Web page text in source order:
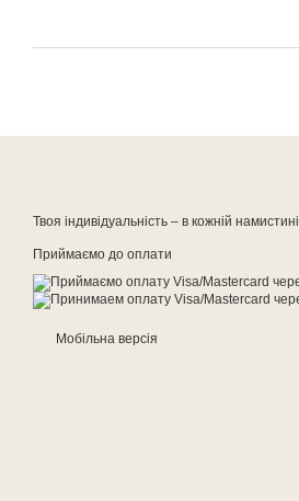
Твоя індивідуальність – в кожній намистині
Приймаємо до оплати
Мобільна версія